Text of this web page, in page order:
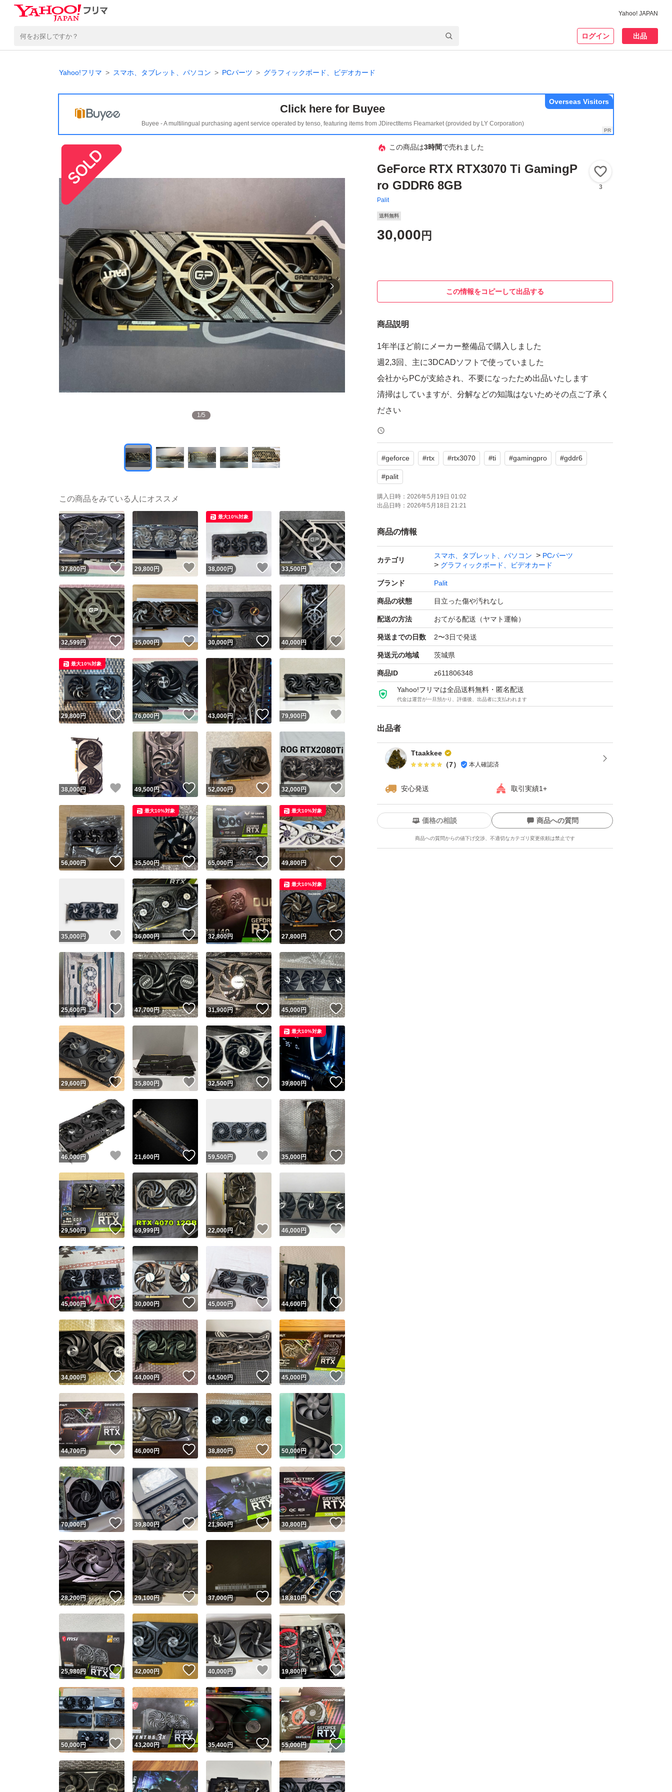
Yahoo! JAPAN
ログイン 出品
Yahoo!フリマ スマホ、タブレット、パソコン PCパーツ グラフィックボード、ビデオカード
Click here for Buyee
Buyee - A multilingual purchasing agent service operated by tenso, featuring items from JDirectItems Fleamarket (provided by LY Corporation)
Overseas Visitors
1/5
この商品は3時間で売れました
GeForce RTX RTX3070 Ti GamingP
ro GDDR6 8GB
Palit
3
送料無料
30,000 円
この情報をコピーして出品する
商品説明
1年半ほど前にメーカー整備品で購入しました
週2,3回、主に3DCADソフトで使っていました
会社からPCが支給され、不要になったため出品いたします
清掃はしていますが、分解などの知識はないためその点ご了承く
ださい
#geforce #rtx #rtx3070 #ti #gamingpro #gddr6
#palit
購入日時： 2026年5月19日 01:02
出品日時： 2026年5月18日 21:21
商品の情報
カテゴリ
スマホ、タブレット、パソコン
PCパーツ
グラフィックボード、ビデオカード
ブランド Palit
商品の状態 目立った傷や汚れなし
配送の方法 おてがる配送（ヤマト運輸）
発送までの日数 2〜3日で発送
発送元の地域 茨城県
商品ID z611806348
Yahoo!フリマは全品送料無料・匿名配送
代金は運営が一旦預かり、評価後、出品者に支払われます
出品者
Ttaakkee
（7） 本人確認済
安心発送 取引実績1+
ユーザーの実績について
Yahoo!フリマが定めた一定の基準を満たしたユーザーにバッジを付与しています
安心取引出品者
安心取引出品者 Yahoo!フリマの基準をクリアした安心・安全なユーザーです
取引実績
このユーザーはYahoo!フリマの取引を完了させた実績があります
他フリマ実績◯+ このユーザーは他フリマサービスでの取引実績があります
スピード&安心発送
※このバッジは実績に基づく表示であり、発送を保証しているものではありません
スピード＆安心発送
このユーザーは高頻度で24時間以内＆設定した発送日数内に発送してい
ます
スピード発送 このユーザーは高頻度で24時間以内に発送しています
安心発送 このユーザーは設定した発送日数内に発送しています
価格の相談 商品への質問
商品への質問からの値下げ交渉、不適切なカテゴリ変更依頼は禁止です
この商品の情報をコピーします
商品画像の無断転載は禁止されています
1商品につき1回です
出品ページへ
この商品をみている人にオススメ
37,800円 いいね！
29,800円 いいね！
38,000 円 いいね！
最大10%対象
33,500円 いいね！
32,599円 いいね！
35,000円 いいね！
30,000円 いいね！
40,000円
29,800円 いいね！
最大10%対象
76,000円 いいね！
43,000円 いいね！
79,900 円
38,000円 いいね！
49,500円 いいね！
52,000円 いいね！
32,000円
56,000円 いいね！
35,500円 いいね！
最大10%対象
65,000円 いいね！
49,800円
最大10%対象
35,000 円 いいね！
36,000円 いいね！
32,800円 いいね！
27,800円 いいね！
最大10%対象
25,600円 いいね！
47,700円 いいね！
31,900円 いいね！
45,000円 いいね！
29,600円 いいね！
35,800円 いいね！
32,500円 いいね！
39,800円 いいね！
最大10%対象
46,000円 いいね！
21,600円 いいね！
59,500 円 いいね！
35,000円 いいね！
29,500円 いいね！
69,999円 いいね！
22,000円 いいね！
46,000 円 いいね！
45,000円 いいね！
30,000円 いいね！
45,000円 いいね！
44,600円
34,000円 いいね！
44,000円 いいね！
64,500円 いいね！
45,000円 いいね！
44,700円 いいね！
46,000円 いいね！
38,800円 いいね！
50,000円
70,000円 いいね！
39,800円 いいね！
21,900円 いいね！
30,800円 いいね！
28,200円 いいね！
29,100円 いいね！
37,000円 いいね！
18,810円
25,980円 いいね！
42,000円 いいね！
40,000 円 いいね！
19,800円 いいね！
50,000円 いいね！
43,200円 いいね！
35,400円 いいね！
55,000円 いいね！